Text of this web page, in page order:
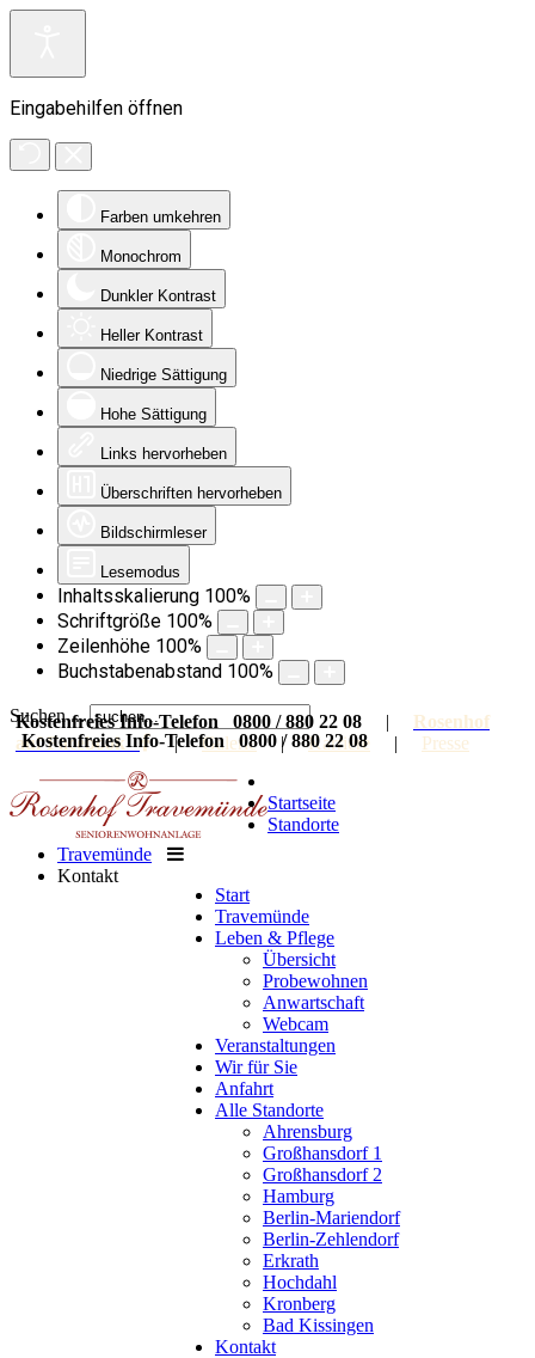
Eingabehilfen öffnen
Farben umkehren
Monochrom
Dunkler Kontrast
Heller Kontrast
Niedrige Sättigung
Hohe Sättigung
Links hervorheben
Überschriften hervorheben
Bildschirmleser
Lesemodus
Inhaltsskalierung 100%
Schriftgröße 100%
Zeilenhöhe 100%
Buchstabenabstand 100%
Suchen ...
Kostenfreies Info-Telefon 0800 / 880 22 08 | Rosenhof
auf Facebook
|Galerie|Karriere | Presse
Kostenfreies Info-Telefon 0800 / 880 22 08
Start
Travemünde
Leben & Pflege
Übersicht
Probewohnen
Anwartschaft
Webcam
Veranstaltungen
Wir für Sie
Anfahrt
Alle Standorte
Ahrensburg
Großhansdorf 1
Großhansdorf 2
Hamburg
Berlin-Mariendorf
Berlin-Zehlendorf
Erkrath
Hochdahl
Kronberg
Bad Kissingen
Kontakt
Startseite
Standorte
Travemünde
Kontakt